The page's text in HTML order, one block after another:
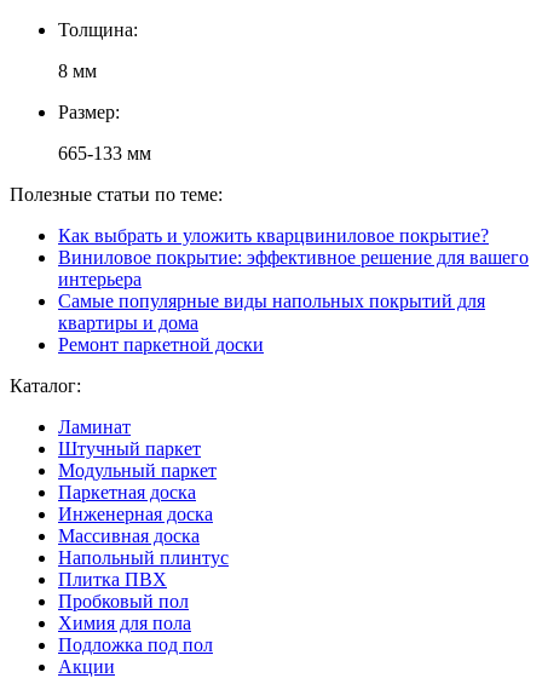
Толщина:
8 мм
Размер:
665-133 мм
Полезные статьи по теме:
Как выбрать и уложить кварцвиниловое покрытие?
Виниловое покрытие: эффективное решение для вашего
интерьера
Самые популярные виды напольных покрытий для
квартиры и дома
Ремонт паркетной доски
Каталог:
Ламинат
Штучный паркет
Модульный паркет
Паркетная доска
Инженерная доска
Массивная доска
Напольный плинтус
Плитка ПВХ
Пробковый пол
Химия для пола
Подложка под пол
Акции